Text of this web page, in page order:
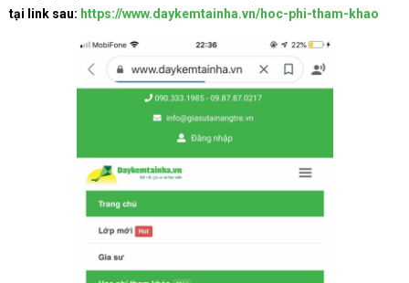
tại link sau: https://www.daykemtainha.vn/hoc-phi-tham-khao